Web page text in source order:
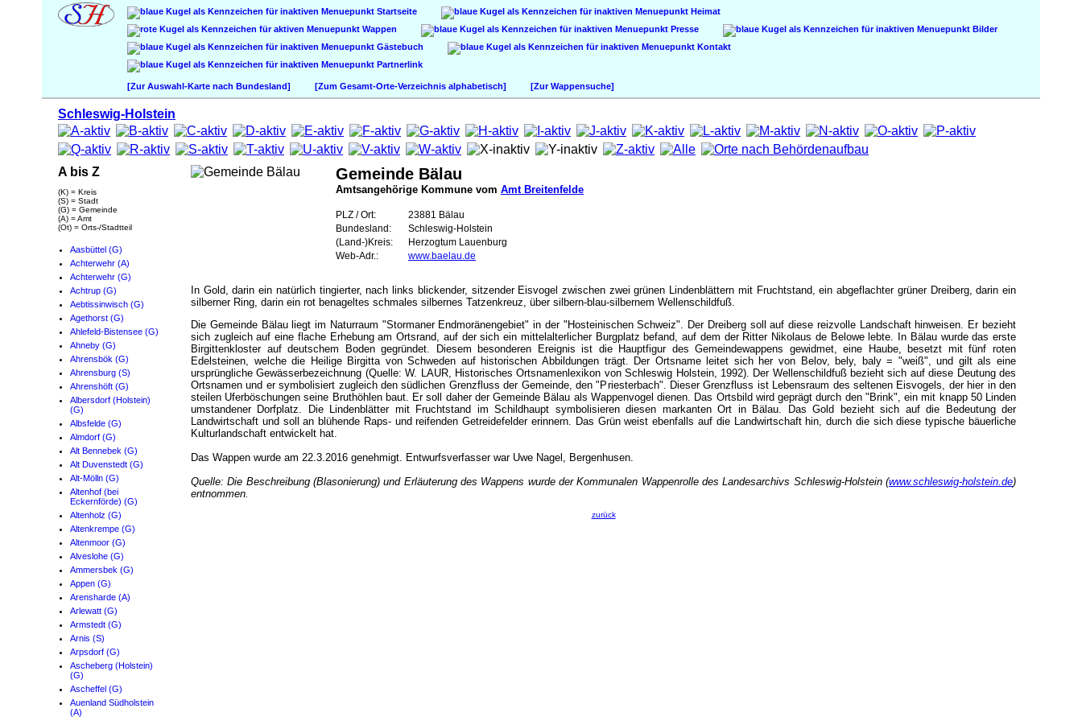
Startseite
Heimat
Wappen
Presse
Bilder
Gästebuch
Kontakt
Partnerlink
[Zur Auswahl-Karte nach Bundesland] [Zum Gesamt-Orte-Verzeichnis alphabetisch] [Zur Wappensuche]
Schleswig-Holstein
A bis Z
(K) = Kreis
(S) = Stadt
(G) = Gemeinde
(A) = Amt
(Ot) = Orts-/Stadtteil
Aasbüttel (G)
Achterwehr (A)
Achterwehr (G)
Achtrup (G)
Aebtissinwisch (G)
Agethorst (G)
Ahlefeld-Bistensee (G)
Ahneby (G)
Ahrensbök (G)
Ahrensburg (S)
Ahrenshöft (G)
Albersdorf (Holstein)
(G)
Albsfelde (G)
Almdorf (G)
Alt Bennebek (G)
Alt Duvenstedt (G)
Alt-Mölln (G)
Altenhof (bei
Eckernförde) (G)
Altenholz (G)
Altenkrempe (G)
Altenmoor (G)
Alveslohe (G)
Ammersbek (G)
Appen (G)
Arensharde (A)
Arlewatt (G)
Armstedt (G)
Arnis (S)
Arpsdorf (G)
Ascheberg (Holstein)
(G)
Ascheffel (G)
Auenland Südholstein
(A)
Gemeinde Bälau
Amtsangehörige Kommune vom Amt Breitenfelde
PLZ / Ort:
23881 Bälau
Bundesland:
Schleswig-Holstein
(Land-)Kreis:
Herzogtum Lauenburg
Web-Adr.:
www.baelau.de
In Gold, darin ein natürlich tingierter, nach links blickender, sitzender Eisvogel zwischen zwei grünen Lindenblättern mit Fruchtstand, ein abgeflachter grüner Dreiberg, darin ein
silberner Ring, darin ein rot benageltes schmales silbernes Tatzenkreuz, über silbern-blau-silbernem Wellenschildfuß.
Die Gemeinde Bälau liegt im Naturraum "Stormaner Endmoränengebiet" in der "Hosteinischen Schweiz". Der Dreiberg soll auf diese reizvolle Landschaft hinweisen. Er bezieht
sich zugleich auf eine flache Erhebung am Ortsrand, auf der sich ein mittelalterlicher Burgplatz befand, auf dem der Ritter Nikolaus de Belowe lebte. In Bälau wurde das erste
Birgittenkloster auf deutschem Boden gegründet. Diesem besonderen Ereignis ist die Hauptfigur des Gemeindewappens gewidmet, eine Haube, besetzt mit fünf roten
Edelsteinen, welche die Heilige Birgitta von Schweden auf historischen Abbildungen trägt. Der Ortsname leitet sich her von Belov, bely, baly = "weiß", und gilt als eine
ursprüngliche Gewässerbezeichnung (Quelle: W. LAUR, Historisches Ortsnamenlexikon von Schleswig Holstein, 1992). Der Wellenschildfuß bezieht sich auf diese Deutung des
Ortsnamen und er symbolisiert zugleich den südlichen Grenzfluss der Gemeinde, den "Priesterbach". Dieser Grenzfluss ist Lebensraum des seltenen Eisvogels, der hier in den
steilen Uferböschungen seine Bruthöhlen baut. Er soll daher der Gemeinde Bälau als Wappenvogel dienen. Das Ortsbild wird geprägt durch den "Brink", ein mit knapp 50 Linden
umstandener Dorfplatz. Die Lindenblätter mit Fruchtstand im Schildhaupt symbolisieren diesen markanten Ort in Bälau. Das Gold bezieht sich auf die Bedeutung der
Landwirtschaft und soll an blühende Raps- und reifenden Getreidefelder erinnern. Das Grün weist ebenfalls auf die Landwirtschaft hin, durch die sich diese typische bäuerliche
Kulturlandschaft entwickelt hat.
Das Wappen wurde am 22.3.2016 genehmigt. Entwurfsverfasser war Uwe Nagel, Bergenhusen.
Quelle: Die Beschreibung (Blasonierung) und Erläuterung des Wappens wurde der Kommunalen Wappenrolle des Landesarchivs Schleswig-Holstein (www.schleswig-holstein.de)
entnommen.
zurück